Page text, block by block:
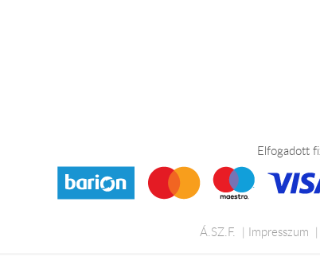
Elfogadott
Á.SZ.F. Impresszum